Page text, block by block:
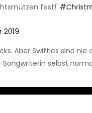
fest!'
Aber Swifties sind nie
selbst